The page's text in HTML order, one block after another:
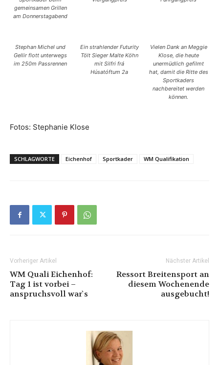
gemeinsamen Grillen
am Donnerstagabend
Stephan Michel und
Gellir flott unterwegs
im 250m Passrennen
Ein strahlender Futurity
Tölt Sieger Malte Köhn
mit Silfri frá
Húsatóftum 2a
Vielen Dank an Meggie
Klose, die heute
unermüdlich gefilmt
hat, damit die Ritte des
Sportkaders
nachbereitet werden
können.
Fotos: Stephanie Klose
SCHLAGWORTE Eichenhof Sportkader WM Qualifikation
Vorheriger Artikel
WM Quali Eichenhof:
Tag 1 ist vorbei –
anspruchsvoll war`s
Nächster Artikel
Ressort Breitensport an
diesem Wochenende
ausgebucht!